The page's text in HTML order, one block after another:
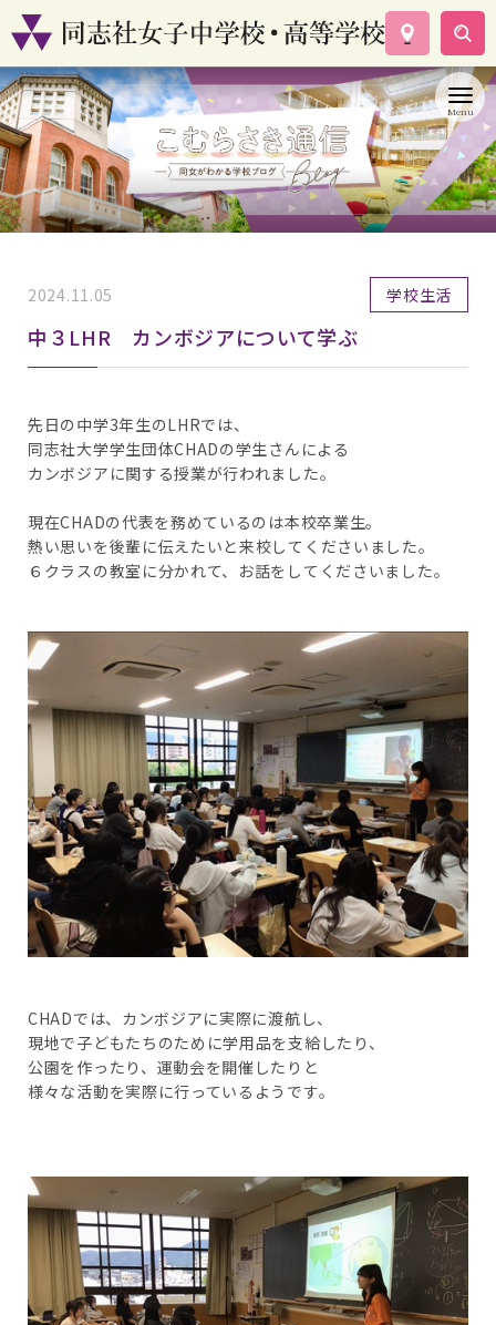
学校案内
コース紹介
学校生活
入試情報
資料請求
2024.11.05 学校生活
中３LHR カンボジアについて学ぶ
先日の中学3年生のLHRでは、
同志社大学学生団体CHADの学生さんによる
カンボジアに関する授業が行われました。
現在CHADの代表を務めているのは本校卒業生。
熱い思いを後輩に伝えたいと来校してくださいました。
６クラスの教室に分かれて、お話をしてくださいました。
CHADでは、カンボジアに実際に渡航し、
現地で子どもたちのために学用品を支給したり、
公園を作ったり、運動会を開催したりと
様々な活動を実際に行っているようです。